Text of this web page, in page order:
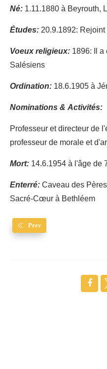
Né:1.11.1880 à Beyrouth,
Études:20.9.1892:
Voeux religieux:1896: Il
Salésiens
Ordination:18.6.1905 à
Nominations & Activités:
Professeur et directeur de
professeur de morale et
Mort:14.6.1954 à l'âge de
Enterré:Caveau des
Sacré-Cœur à Bethléem
Prev